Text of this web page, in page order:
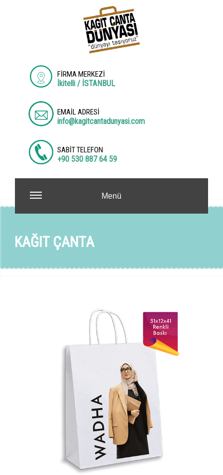
FİRMA MERKEZİ
İkitelli / İSTANBUL
EMAİL ADRESİ
info@kagitcantadunyasi.com
SABİT TELEFON
+90 530 887 64 59
Menü
KAĞIT ÇANTA